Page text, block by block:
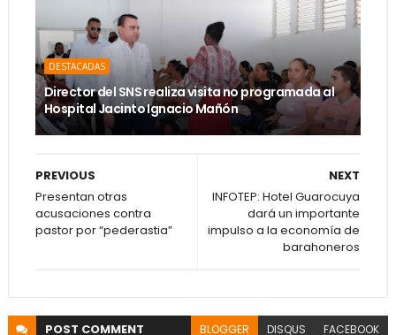
DESTACADAS
Director del SNS realiza visita no programada al
Hospital Jacinto Ignacio Mañón
NEXT
INFOTEP: Hotel Guarocuya
dará un importante
impulso a la economía de
barahoneros
PREVIOUS
Presentan otras
acusaciones contra
pastor por “pederastia”
POST COMMENT BLOGGER DISQUS FACEBOOK